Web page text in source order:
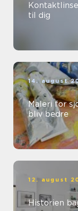
til dig
14. august
Maleri for
bliv bedre
12. august
Historien